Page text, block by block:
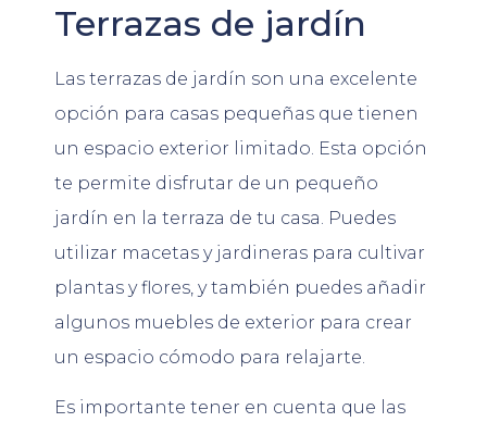
Terrazas de jardín
Las terrazas de jardín son una excelente
opción para casas pequeñas que tienen
un espacio exterior limitado. Esta opción
te permite disfrutar de un pequeño
jardín en la terraza de tu casa. Puedes
utilizar macetas y jardineras para cultivar
plantas y flores, y también puedes añadir
algunos muebles de exterior para crear
un espacio cómodo para relajarte.
Es importante tener en cuenta que las